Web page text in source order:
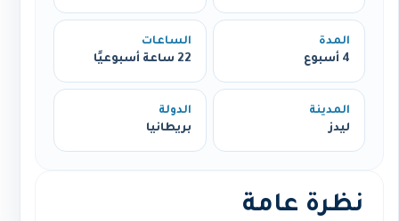
المدة
4 أسبوع
الساعات
22 ساعة أسبوعيًا
المدينة
ليدز
الدولة
بريطانيا
نظرة عامة